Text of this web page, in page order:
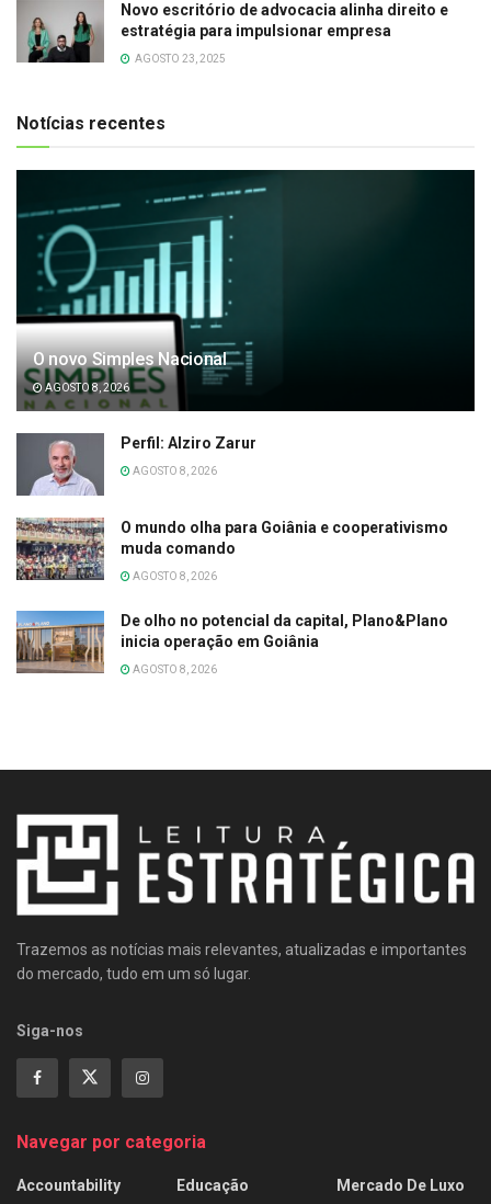
Novo escritório de advocacia alinha direito e
estratégia para impulsionar empresa
AGOSTO 23, 2025
Notícias recentes
O novo Simples Nacional
AGOSTO 8, 2026
Perfil: Alziro Zarur
AGOSTO 8, 2026
O mundo olha para Goiânia e cooperativismo
muda comando
AGOSTO 8, 2026
De olho no potencial da capital, Plano&Plano
inicia operação em Goiânia
AGOSTO 8, 2026
Trazemos as notícias mais relevantes, atualizadas e importantes
do mercado, tudo em um só lugar.
Siga-nos
Navegar por categoria
Accountability
Educação
Mercado De Luxo